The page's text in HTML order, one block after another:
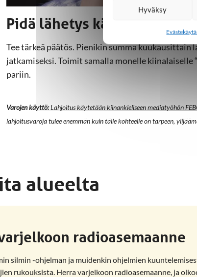
Hyväksy
Pidä lähetys käynnissä −
Tee tärkeä päätös. Pienikin summa
jatkamiseksi. Toimit samalla monelle
pariin.
Varojen käyttö:Lahjoitus käytetään kiinankieliseen mediatyöhön
lahjoitusvaroja tulee enemmän kuin tälle kohteelle on tarpeen,
alueelta
radioasemaanne
silmin -ohjelman ja muidenkin ohjelmien
rukouksista. Herra varjelkoon radioasemaanne, ja